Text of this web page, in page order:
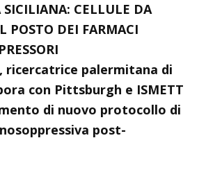
SICILIANA: CELLULE DA
POSTO DEI FARMACI
ricercatrice palermitana di
con Pittsburgh e ISMETT
di nuovo protocollo di
post-